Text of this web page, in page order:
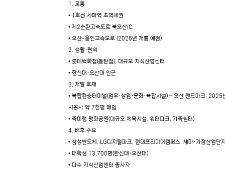
1. 교통
• 1호선 세마역 초역세권
• 제2순환고속도로 북오산IC
• 오산-용인고속도로 (2026년 개통 예정)
2. 생활·편의
• 롯데백화점(동탄점), 대규모 지식산업센터
• 한신대·오산대 인근
3. 개발 호재
• 복합환승터미널(업무·상업·문화·복합시설) – 오산 랜드마크, 2025
시공사 약 7천평 매입
• 죽미령 평화공원(대규모 체육시설, 워터파크, 가족쉼터)
4. 배후 수요
• 삼성반도체, LG디지털파크, 현대프리미어캠퍼스, 세마·가장산업단지
• 대학생 13,700명(한신대·오산대)
• 다수 지식산업센터 종사자